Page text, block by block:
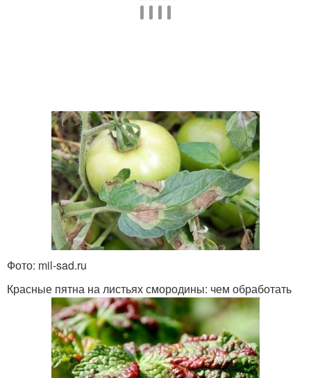
Фото: mil-sad.ru
Красные пятна на листьях смородины: чем обработать